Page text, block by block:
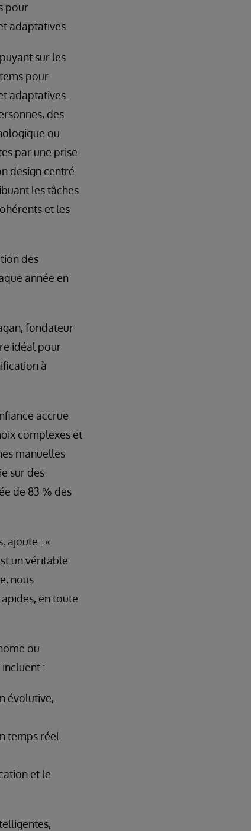
pour
adaptatives.
sur les
pour
adaptatives.
des
ou
par une prise
design centré
les tâches
et les
des
année en
fondateur
idéal pour
à
accrue
complexes et
manuelles
sur des
de 83 % des
ajoute : «
un véritable
nous
en toute
ou
:
évolutive,
temps réel
et le